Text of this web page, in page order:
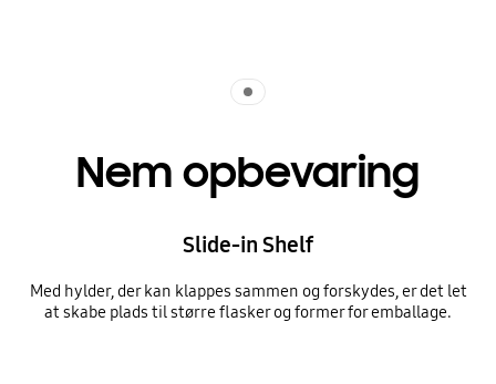
Nem opbevaring
Slide-in Shelf
Med hylder, der kan klappes sammen og forskydes, er det let
at skabe plads til større flasker og former for emballage.